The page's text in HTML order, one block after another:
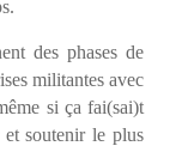
des phases de
militantes avec
si ça fai(sai)t
et soutenir le plus